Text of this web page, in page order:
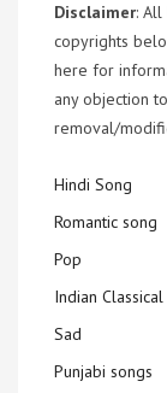
Disclaimer: All
copyrights
here for
any objection
removal/
Hindi Song
Romantic song
Pop
Indian Classical
Sad
Punjabi songs